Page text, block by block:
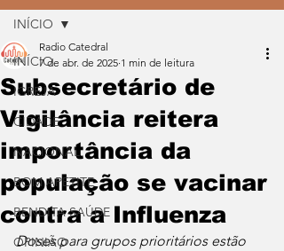
INÍCIO
IGREJA
CIDADE
NACIONAL
BOM APETITE
BENDITA SAÚDE
OPINIÃO
INÍCIO
Subsecretário de
Vigilância reitera
importância da
população se vacinar
contra a Influenza
Radio Catedral
7 de abr. de 2025 1 min de leitura
Doses para grupos prioritários estão